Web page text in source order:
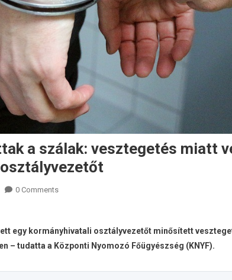
a szálak: vesztegetés miatt
0 Comments
egy kormányhivatali osztályvezetőt minősített
– tudatta a Központi Nyomozó Főügyészség (KNYF).